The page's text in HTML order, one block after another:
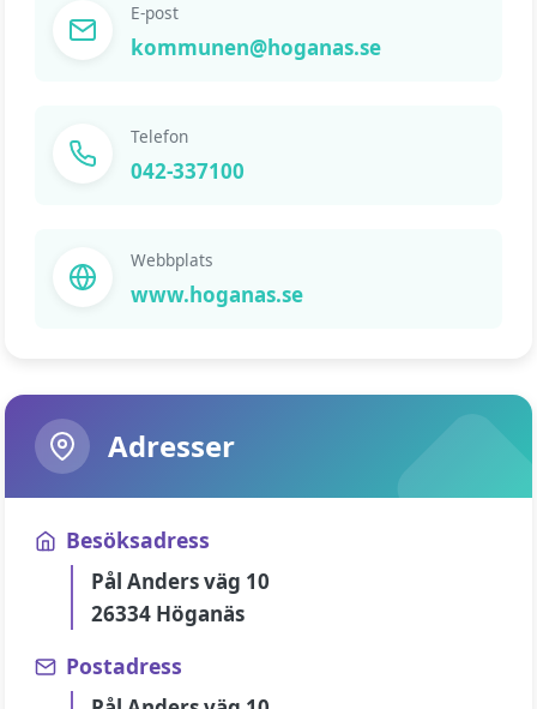
E-post
kommunen@hoganas.se
Telefon
042-337100
Webbplats
www.hoganas.se
Adresser
Besöksadress
Pål Anders väg 10
26334 Höganäs
Postadress